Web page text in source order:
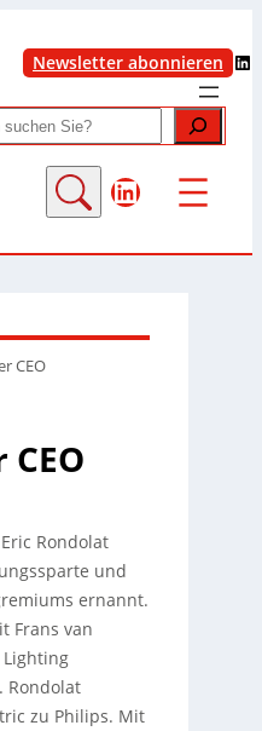
Newsletter abonnieren LinkedIn
LinkedIn
CEO
Rondolat
und
ernannt.
Frans van
Rondolat
zu Philips. Mit